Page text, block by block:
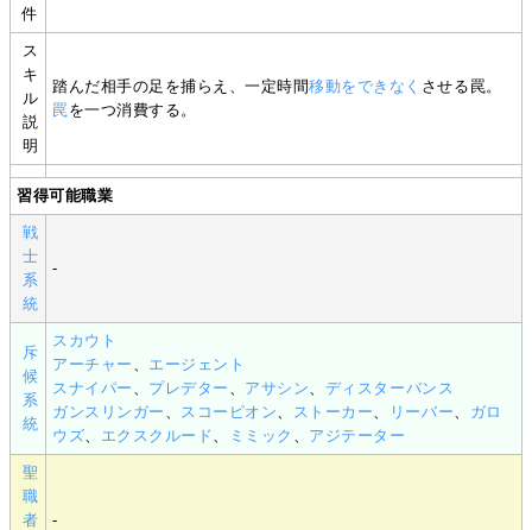
件
ス
キ
ル
説
明
踏んだ相手の足を捕らえ、一定時間移動をできなく させる罠。
罠 を一つ消費する。
習得可能職業
戦
士
系
統
-
斥
候
系
統
スカウト
アーチャー
エージェント
スナイパー
プレデター アサシン
ディスターバンス
ガンスリンガー
スコーピオン ストーカー リーバー
ガロ
ウズ
エクスクルード ミミック アジテーター
聖
職
者
-